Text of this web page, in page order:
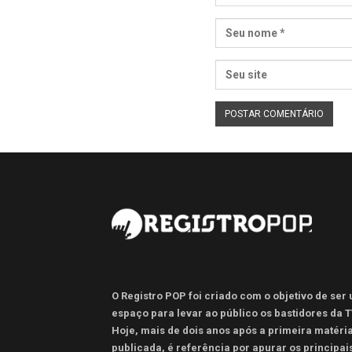
O Registro POP foi criado com o objetivo de ser
espaço para levar ao público os bastidores da
Hoje, mais de dois anos após a primeira matéria
publicada, é referência por apurar os